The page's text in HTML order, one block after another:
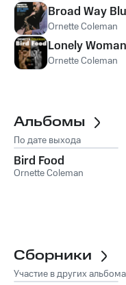
Broad Way
Ornette Coleman
Lonely Woman
Ornette Coleman
Альбомы
По дате выхода
Bird Food
Ornette Coleman
Сборники
Участие в других